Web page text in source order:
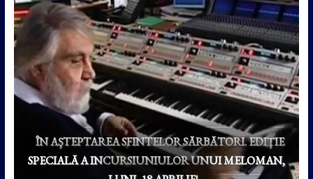
ÎN AŞTEPTAREA SFINTELOR SĂRBĂTORI. EDIŢIE
SPECIALĂ A INCURSIUNIULOR UNUI MELOMAN,